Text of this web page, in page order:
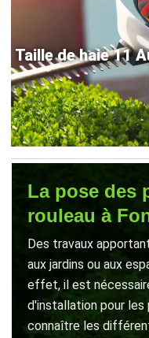
Taille de haie 11
La pose des
rouleau à
Des travaux
aux jardins ou aux
effet, il est
d'installation pour les
connaître les